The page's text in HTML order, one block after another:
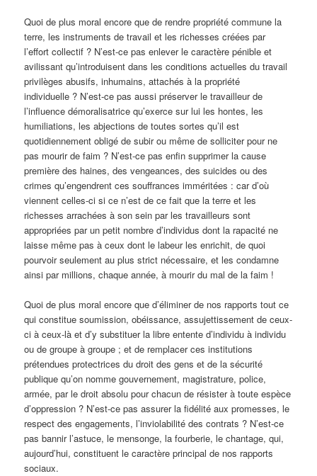
Quoi de plus moral encore que de rendre propriété commune la
terre, les instruments de travail et les richesses créées par
l’effort collectif ? N’est-ce pas enlever le caractère pénible et
avilissant qu’introduisent dans les conditions actuelles du travail
privilèges abusifs, inhumains, attachés à la propriété
individuelle ? N’est-ce pas aussi préserver le travailleur de
l’influence démoralisatrice qu’exerce sur lui les hontes, les
humiliations, les abjections de toutes sortes qu’il est
quotidiennement obligé de subir ou même de solliciter pour ne
pas mourir de faim ? N’est-ce pas enfin supprimer la cause
première des haines, des vengeances, des suicides ou des
crimes qu’engendrent ces souffrances imméritées : car d’où
viennent celles-ci si ce n’est de ce fait que la terre et les
richesses arrachées à son sein par les travailleurs sont
appropriées par un petit nombre d’individus dont la rapacité ne
laisse même pas à ceux dont le labeur les enrichit, de quoi
pourvoir seulement au plus strict nécessaire, et les condamne
ainsi par millions, chaque année, à mourir du mal de la faim !
Quoi de plus moral encore que d’éliminer de nos rapports tout ce
qui constitue soumission, obéissance, assujettissement de ceux-
ci à ceux-là et d’y substituer la libre entente d’individu à individu
ou de groupe à groupe ; et de remplacer ces institutions
prétendues protectrices du droit des gens et de la sécurité
publique qu’on nomme gouvernement, magistrature, police,
armée, par le droit absolu pour chacun de résister à toute espèce
d’oppression ? N’est-ce pas assurer la fidélité aux promesses, le
respect des engagements, l’inviolabilité des contrats ? N’est-ce
pas bannir l’astuce, le mensonge, la fourberie, le chantage, qui,
aujourd’hui, constituent le caractère principal de nos rapports
sociaux.